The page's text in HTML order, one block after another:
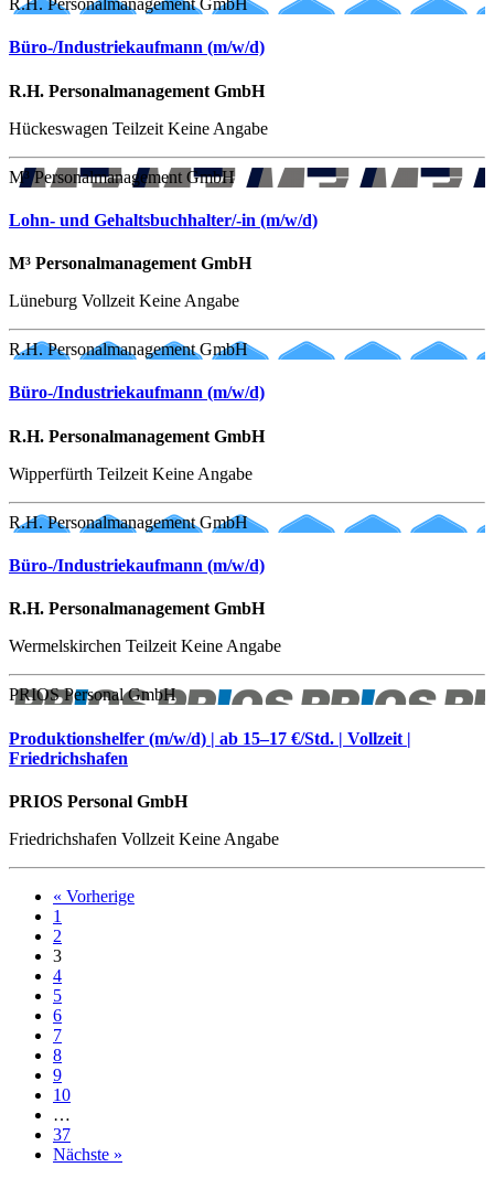
R.H. Personalmanagement GmbH
Büro-/Industriekaufmann (m/w/d)
R.H. Personalmanagement GmbH
Hückeswagen Teilzeit Keine Angabe
M³ Personalmanagement GmbH
Lohn- und Gehaltsbuchhalter/-in (m/w/d)
M³ Personalmanagement GmbH
Lüneburg Vollzeit Keine Angabe
R.H. Personalmanagement GmbH
Büro-/Industriekaufmann (m/w/d)
R.H. Personalmanagement GmbH
Wipperfürth Teilzeit Keine Angabe
R.H. Personalmanagement GmbH
Büro-/Industriekaufmann (m/w/d)
R.H. Personalmanagement GmbH
Wermelskirchen Teilzeit Keine Angabe
PRIOS Personal GmbH
Produktionshelfer (m/w/d) | ab 15–17 €/Std. | Vollzeit |
Friedrichshafen
PRIOS Personal GmbH
Friedrichshafen Vollzeit Keine Angabe
« Vorherige
1
2
3
4
5
6
7
8
9
10
…
37
Nächste »